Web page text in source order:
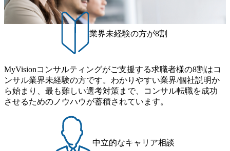
験3年未満の離職率は0％と驚異の定着率を誇る 大手ファー
ムと同水準以上の報酬制度であり、ファーム経験者の場合
は、転職時報酬アップが基本 強く「個人」の成⾧を重視す
るカルチャーであり、昇進に枠もなく、今ならReadyになれ
ば上がれる環境となっている 安定した経営環境の下、コン
できる 豊富な経験を持つコンサル経験者の場合は、自らチ
ームを立ち上げることが可能 裁量をもった営業活動、デリ
バリー活動ができる(スタートアップとの協業、新規ソリュ
ーションの開発 など) シンプレクスの顧客基盤、エンジニ
できる 2026年8月21日(金) 19:30〜21:30 (19:20開場) 2026年8
月12日(水) 16:00 ※参加状況によっては抽選とさせていただ
く可能性がございます。 このたび、ファーム経験者の方を
ラウンドを持つメンバーの働く環境を整えている SDGsの推
進にも積極的で、プロボノ支援等を行っている 部活動も活
発で、多くのクラブが立ち上がっており、さまざまな役
職・所属・組織を超えて社員間のネットワーク形成・交流
の場となっている <u>教育・研修プログラムが非常に充実</
番組があり、新卒紹介、会社の七不思議紹介等、規模が大
きくなっていく中で社員同士のつながりを広げる取り組み
もしている 今後の成長戦略として海外展開を見据えてい
る。足元のグローバル案件割合は10%程度だが、英語が得
ンスも大きい。 代表インタビュー https://note.com/dirbato/n/n0
a040c36b128 Forbes JAPAN BrandVoice Studio 「使命はテクノ
ロジーで企業の可能性を引き出すこと。日本に求められるI
業界未経験の方が8割
MyVisionコンサルティングがご支援する求職者様の8割はコ
ンサル業界未経験の方です。わかりやすい業界/個社説明か
ら始まり、最も難しい選考対策まで、コンサル転職を成功
させるためのノウハウが蓄積されています。
中立的なキャリア相談